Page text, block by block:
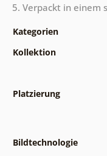
5. Verpackt in einem
Kategorien
Kollektion
Platzierung
Bildtechnologie